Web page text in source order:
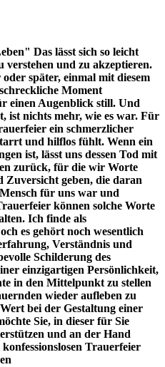
Das lässt sich so leicht
verstehen und zu akzeptieren.
später, einmal mit diesem
Moment
einen Augenblick still. Und
ist nichts mehr, wie es war. Für
ein schmerzlicher
und hilflos fühlt. Wenn ein
ist, lässt uns dessen Tod mit
zurück, für die wir Worte
Zuversicht geben, die daran
für uns war und
können solche Worte
Ich finde als
es gehört noch wesentlich
Verständnis und
Schilderung des
einzigartigen Persönlichkeit,
in den Mittelpunkt zu stellen
wieder aufleben zu
bei der Gestaltung einer
Sie, in dieser für Sie
und an der Hand
Trauerfeier